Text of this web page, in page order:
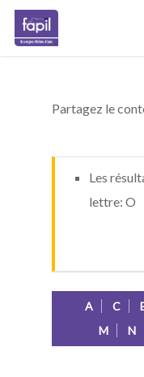
Skip
Partagez le
Les
lettre: O
A C
M
N